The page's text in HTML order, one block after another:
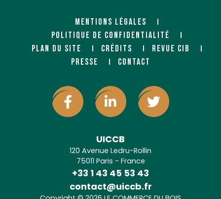
MENTIONS LÉGALES
POLITIQUE DE CONFIDENTIALITÉ
PLAN DU SITE
CRÉDITS
REVUE CIB
PRESSE
CONTACT
UICCB
120 Avenue Ledru-Rollin
75011 Paris - France
+33 1 43 45 53 43
contact@uiccb.fr